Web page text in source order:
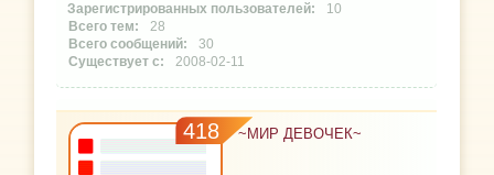
10
28
30
2008-02-11
418 ~МИР ДЕВОЧЕК~